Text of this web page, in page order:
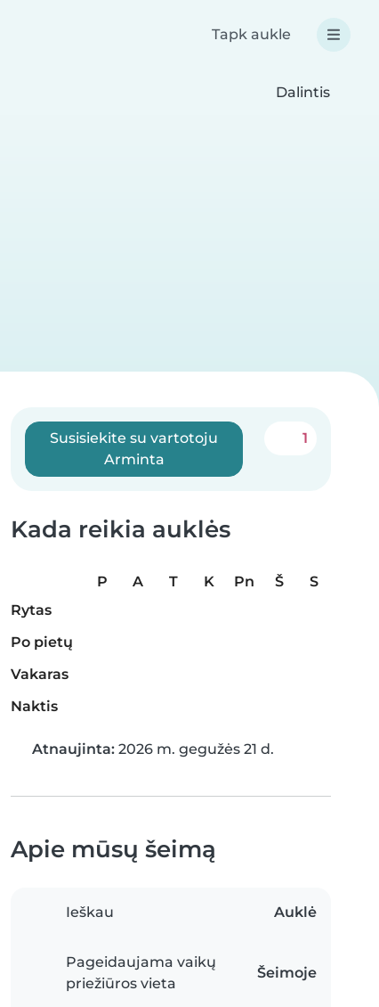
Tapk aukle
Dalintis
Susisiekite su vartotoju
Arminta
1
Kada reikia auklės
P A T K Pn Š
S
Rytas
Po pietų
Vakaras
Naktis
Atnaujinta: 2026 m. gegužės 21 d.
Apie mūsų šeimą
Ieškau Auklė
Pageidaujama vaikų
priežiūros vieta
Šeimoje